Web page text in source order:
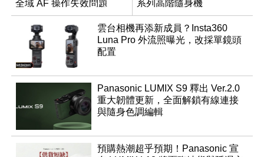
全域 AF 操作失效問題
系列高階隨身機
雲台相機再添新成員？Insta360
Luna Pro 外流照曝光，改採單鏡頭
配置
Panasonic LUMIX S9 釋出 Ver.2.0
重大韌體更新，全面解鎖有線連接
與隨身色調編輯
預購熱潮超乎預期！Panasonic 宣